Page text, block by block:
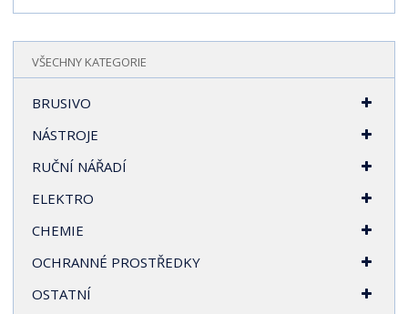
VŠECHNY KATEGORIE
BRUSIVO
NÁSTROJE
RUČNÍ NÁŘADÍ
ELEKTRO
CHEMIE
OCHRANNÉ PROSTŘEDKY
OSTATNÍ